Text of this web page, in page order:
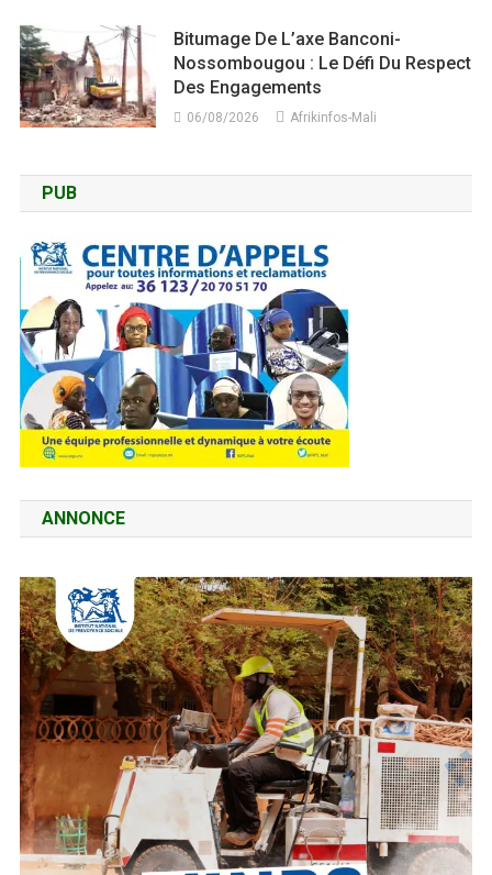
Bitumage De L’axe Banconi-
Nossombougou : Le Défi Du Respect
Des Engagements
06/08/2026 Afrikinfos-Mali
PUB
ANNONCE